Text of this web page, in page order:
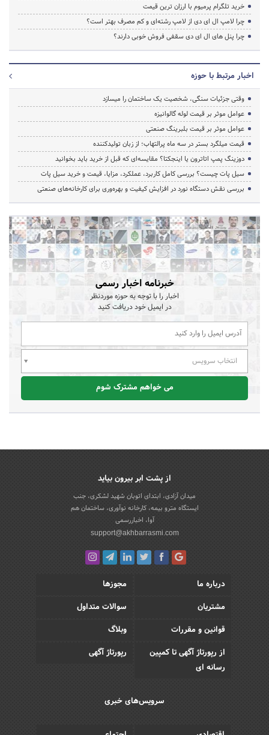
خرید تلگرام پرمیوم با ارزان ترین قیمت
چرا لامپ ال ای دی از لامپ رشته‌ای و کم مصرف بهتر است؟
چرا پنل های ال ای دی سقفی فروش خوبی دارند؟
اخبار مرتبط با حوزه
وقتی جزئیات سنگی، شخصیت یک ساختمان را میسازد
عوامل موثر بر قیمت لوله گالوانیزه
عوامل موثر بر قیمت بلبرینگ صنعتی
قیمت میلگرد بستر در سه ماه پرالتهاب؛ از زبان تولیدکننده
دوزینگ پمپ اتاترون یا اینجکتا؟ مقایسه‌ای که قبل از خرید باید بخوانید
سیل پات چیست؟ بررسی کامل کاربرد، عملکرد، مزایا، قیمت و خرید سیل پات
بررسی نقش دستگاه نورد در افزایش کیفیت و بهره‌وری برای کارخانه‌های صنعتی
خبرنامه اخبار رسمی
اخبار را با توجه به حوزه موردنظر
در ایمیل خود دریافت کنید
انتخاب سرویس
می خواهم مشترک شوم
از پشت ابر بیرون بیاید
میدان آزادی، ابتدای اتوبان شهید لشکری، جنب
ایستگاه مترو بیمه، کارخانه نوآوری، ساختمان هم
آوا، اخباررسمی
support@akhbarrasmi.com
درباره ما
مجوزها
مشتریان
سوالات متداول
قوانین و مقررات
وبلاگ
از رپورتاژ آگهی تا کمپین
رسانه ای
رپورتاژ آگهی
سرویس‌های خبری